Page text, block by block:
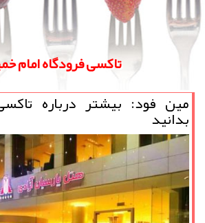
تاكسی فرودگاه امام
مین فود: بیشتر درباره
بدانید